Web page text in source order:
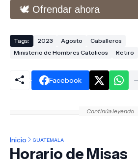
🕊️ Ofrendar ahora
Tags: 2023 Agosto
Caballeros
Ministerio de Hombres Catolicos
Retiro
Facebook
Continúa leyendo
Inicio GUATEMALA
Horario de Misas